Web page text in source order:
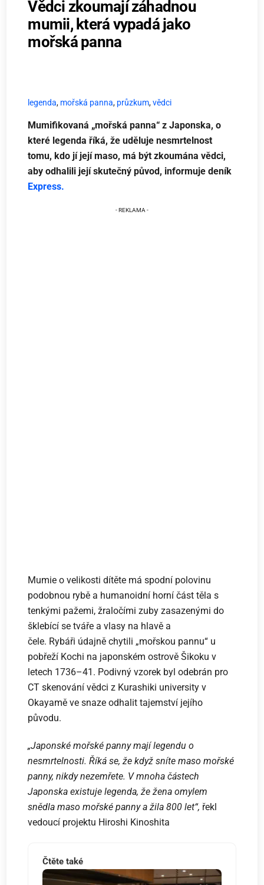
Vědci zkoumají záhadnou
mumii, která vypadá jako
mořská panna
legenda, mořská panna, průzkum,vědci
Mumifikovaná „mořská panna“ z Japonska, o
které legenda říká, že uděluje nesmrtelnost
tomu, kdo jí její maso, má být zkoumána vědci,
aby odhalili její skutečný původ, informuje deník
Express.
Mumie o velikosti dítěte má spodní polovinu
podobnou rybě a humanoidní horní část těla s
tenkými pažemi, žraločími zuby zasazenými do
šklebící se tváře a vlasy na hlavě a
čele. Rybáři údajně chytili „mořskou pannu“ u
pobřeží Kochi na japonském ostrově Šikoku v
letech 1736–41. Podivný vzorek byl odebrán pro
CT skenování vědci z Kurashiki university v
Okayamě ve snaze odhalit tajemství jejího
původu.
„Japonské mořské panny mají legendu o
nesmrtelnosti. Říká se, že když sníte maso mořské
panny, nikdy nezemřete. V mnoha částech
Japonska existuje legenda, že žena omylem
snědla maso mořské panny a žila 800 let“, řekl
vedoucí projektu Hiroshi Kinoshita
Čtěte také